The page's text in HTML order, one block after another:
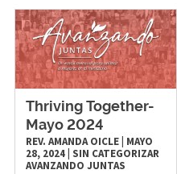
Thriving Together-
Mayo 2024
REV. AMANDA OICLE| MAYO
28, 2024| SIN CATEGORIZAR
AVANZANDO JUNTAS